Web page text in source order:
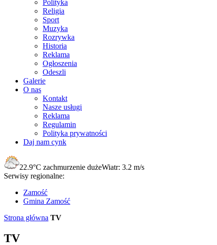
Polityka
Religia
Sport
Muzyka
Rozrywka
Historia
Reklama
Ogłoszenia
Odeszli
Galerie
O nas
Kontakt
Nasze usługi
Reklama
Regulamin
Polityka prywatności
Daj nam cynk
22.9°C zachmurzenie dużeWiatr: 3.2 m/s
Serwisy regionalne:
Zamość
Gmina Zamość
Strona główna TV
TV